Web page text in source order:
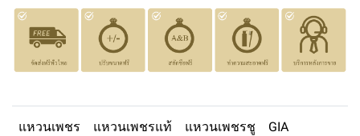
แหวนเพชร แหวนเพชรแท้ แหวนเพชรชู
GIA